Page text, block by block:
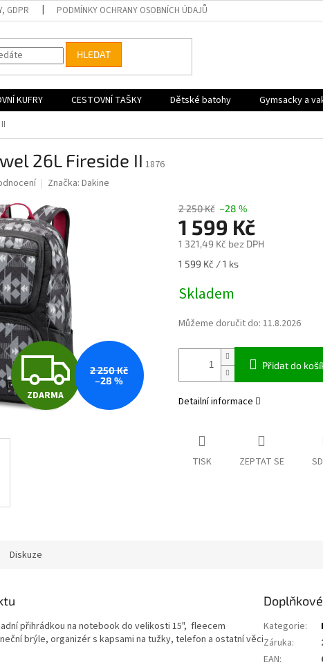
GDPR PODMÍNKY OCHRANY OSOBNÍCH ÚDAJŮ
HLEDAT
KUFRY CESTOVNÍ TAŠKY Dětské batohy Gymsacky a
26L Fireside II 1876
Značka: Dakine
Z
D
A
ZDARMA
2 250 Kč
–28 %
2 250 Kč –28 %
1 599 Kč
1 321,49 Kč bez DPH
Měrná
1 599 Kč / 1 ks
Skladem
Můžeme doručit do: 11.8.2026
Přidat do
Detailní informace
TISK ZEPTAT SE
Diskuze
přihrádkou na notebook do velikosti 15", fleecem
brýle, organizér s kapsami na tužky, telefon a ostatní věci
Kategorie:
Záruka:
EAN: